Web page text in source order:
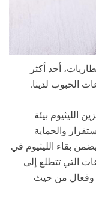
أحد أكثر
الحبوب لدينا.
الليثيوم بيئة
والحماية
بقاء الليثيوم في
التي تتطلع إلى
وفعال من حيث